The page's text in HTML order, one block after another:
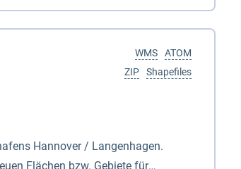
und Hohnstorf (Elbe) im Westen
umfasst Teile der Landkreise
ATOM
WMS
Shapefiles
ZIP
Hannover / Langenhagen.
Flächen bzw. Gebiete für